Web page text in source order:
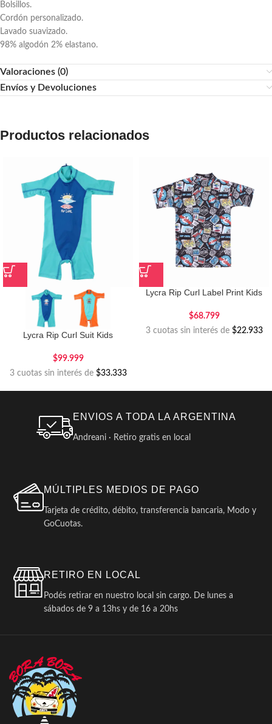
Bolsillos.
Cordón personalizado.
Lavado suavizado.
98% algodón 2% elastano.
Valoraciones (0)
Envíos y Devoluciones
Productos relacionados
Lycra Rip Curl Suit Kids
$99.999
3 cuotas sin interés de $33.333
Lycra Rip Curl Label Print Kids
$68.799
3 cuotas sin interés de $22.933
ENVIOS A TODA LA ARGENTINA
Andreani · Retiro gratis en local
MÚLTIPLES MEDIOS DE PAGO
Tarjeta de crédito, débito, transferencia bancaria, Modo y
GoCuotas.
RETIRO EN LOCAL
Podés retirar en nuestro local sin cargo. De lunes a
sábados de 9 a 13hs y de 16 a 20hs